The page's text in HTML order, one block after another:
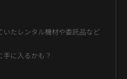
いたレンタル機材や委託品など
に入るかも？